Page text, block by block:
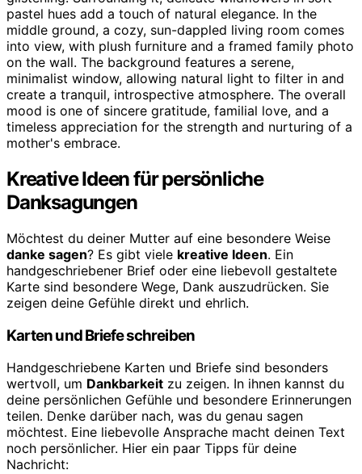
Kreative Ideen für persönliche
Danksagungen
Möchtest du deiner Mutter auf eine besondere Weise
danke sagen? Es gibt viele kreative Ideen. Ein
handgeschriebener Brief oder eine liebevoll gestaltete
Karte sind besondere Wege, Dank auszudrücken. Sie
zeigen deine Gefühle direkt und ehrlich.
Karten und Briefe schreiben
Handgeschriebene Karten und Briefe sind besonders
wertvoll, um Dankbarkeit zu zeigen. In ihnen kannst du
deine persönlichen Gefühle und besondere Erinnerungen
teilen. Denke darüber nach, was du genau sagen
möchtest. Eine liebevolle Ansprache macht deinen Text
noch persönlicher. Hier ein paar Tipps für deine
Nachricht: